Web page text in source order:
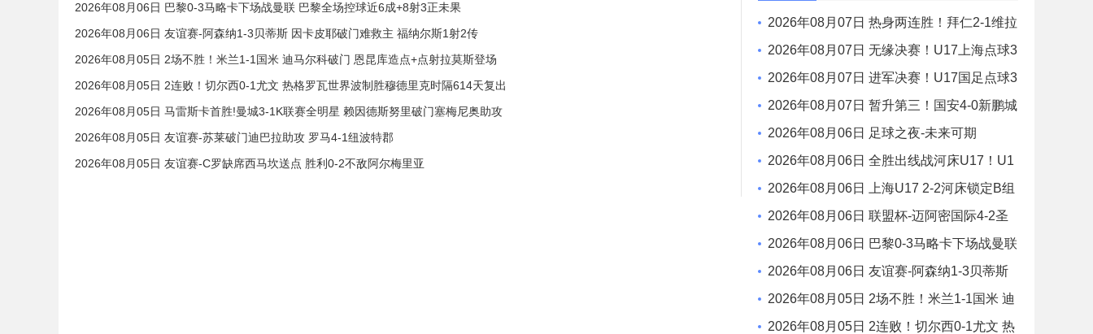
2026年08月06日 巴黎0-3马略卡下场战曼联 巴黎全场控球近6成+8射3正未果
2026年08月06日 友谊赛-阿森纳1-3贝蒂斯 因卡皮耶破门难救主 福纳尔斯1射2传
2026年08月05日 2场不胜！米兰1-1国米 迪马尔科破门 恩昆库造点+点射拉莫斯登场
2026年08月05日 2连败！切尔西0-1尤文 热格罗瓦世界波制胜穆德里克时隔614天复出
2026年08月05日 马雷斯卡首胜!曼城3-1K联赛全明星 赖因德斯努里破门塞梅尼奥助攻
2026年08月05日 友谊赛-苏莱破门迪巴拉助攻 罗马4-1纽波特郡
2026年08月05日 友谊赛-C罗缺席西马坎送点 胜利0-2不敌阿尔梅里亚
2026年08月07日 热身两连胜！拜仁2-1维拉
金玟哉戈麦斯破门迪亚斯替补建功
2026年08月07日 无缘决赛！U17上海点球3
-4枪手U17 李秋甫、李文博失点王启戎扑点
2026年08月07日 进军决赛！U17国足点球3
-1河床U17将战阿森纳 江宇涵替补两扑点
2026年08月07日 暂升第三！国安4-0新鹏城
7轮不败 张玉宁传射达万双响法比奥破门
2026年08月06日 足球之夜-未来可期
2026年08月06日 全胜出线战河床U17！U1
7国足2-1十人药厂U17 赵松源登场1分钟传射
2026年08月06日 上海U17 2-2河床锁定B组
第1 吕孟洋点射阿布力米破门 将战A组第2
2026年08月06日 联盟杯-迈阿密国际4-2圣
路易斯 梅西2射1传 阿伦助攻戴帽
2026年08月06日 巴黎0-3马略卡下场战曼联
巴黎全场控球近6成+8射3正未果
2026年08月06日 友谊赛-阿森纳1-3贝蒂斯
因卡皮耶破门难救主 福纳尔斯1射2传
2026年08月05日 2场不胜！米兰1-1国米 迪
马尔科破门 恩昆库造点+点射拉莫斯登场
2026年08月05日 2连败！切尔西0-1尤文 热